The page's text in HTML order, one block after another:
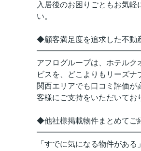
入居後のお困りごともお気軽
い。
◆顧客満足度を追求した不動
アフログループは、ホテルク
ビスを、どこよりもリーズナ
関西エリアでも口コミ評価が
客様にご支持をいただいてお
◆他社様掲載物件まとめてご
「すでに気になる物件がある